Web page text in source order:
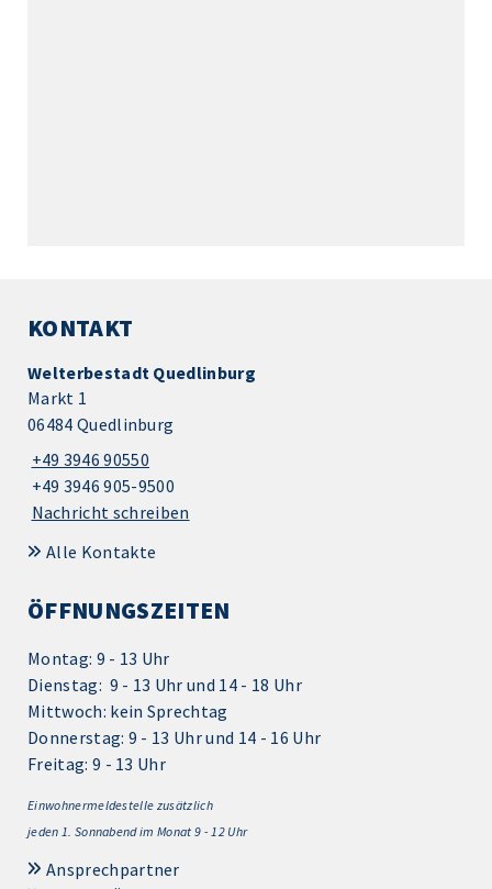
KONTAKT
Welterbestadt Quedlinburg
Markt 1
06484 Quedlinburg
+49 3946 90550
+49 3946 905-9500
Nachricht schreiben
Alle Kontakte
ÖFFNUNGSZEITEN
Montag: 9 - 13 Uhr
Dienstag: 9 - 13 Uhr und 14 - 18 Uhr
Mittwoch: kein Sprechtag
Donnerstag: 9 - 13 Uhr und 14 - 16 Uhr
Freitag: 9 - 13 Uhr
Einwohnermeldestelle zusätzlich
jeden 1. Sonnabend im Monat 9 - 12 Uhr
Ansprechpartner